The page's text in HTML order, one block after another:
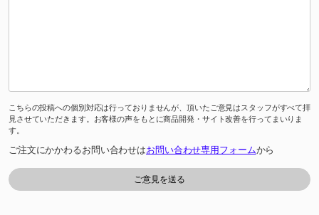
こちらの投稿への個別対応は行っておりませんが、頂いたご意見はスタッフがすべて拝
見させていただきます。お客様の声をもとに商品開発・サイト改善を行ってまいりま
す。
ご注文にかかわるお問い合わせはお問い合わせ専用フォームから